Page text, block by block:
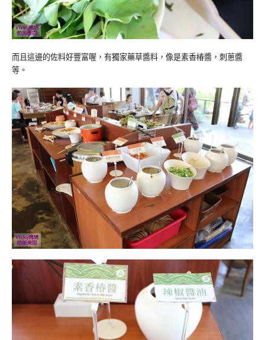
而且這邊的佐料好豐富喔，有獨家藥草醬料，像是素香椿醬，刺蔥醬
等。